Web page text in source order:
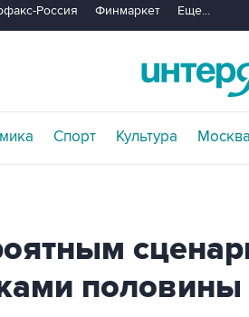
Россия Финмаркет Еще...
Спорт Культура Москва
половины